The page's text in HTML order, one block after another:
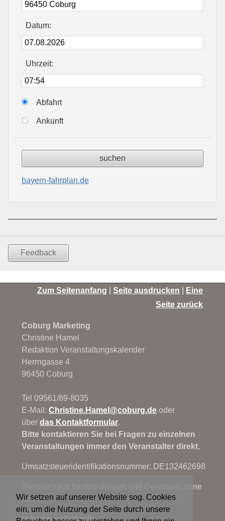
Wir setzen auf unserer Website sog. Cookies
ein, um die Nutzung der Seite durch unsere
Datum:
Uhrzeit:
Abfahrt
Ankunft
bayern-fahrplan.de
Feedback
Zum Seitenanfang |Seite ausdrucken
Eine
Seite zurück
Coburg Marketing
Christine Hamel
Redaktion Veranstaltungskalender
Herrngasse 4
96450 Coburg
Tel 09561/89-8035
E-Mail:Christine.Hamel@coburg.de oder
überdas Kontaktformular.
Bitte kontaktieren Sie bei Fragen zu einzelnen
Veranstaltungen immer den Veranstalter direkt.
Umsatzsteueridentifikationsnummer: DE132462698
Termine nach bestem Wissen und Gewissen, ohne
Gewähr.
In Kooperation mit: